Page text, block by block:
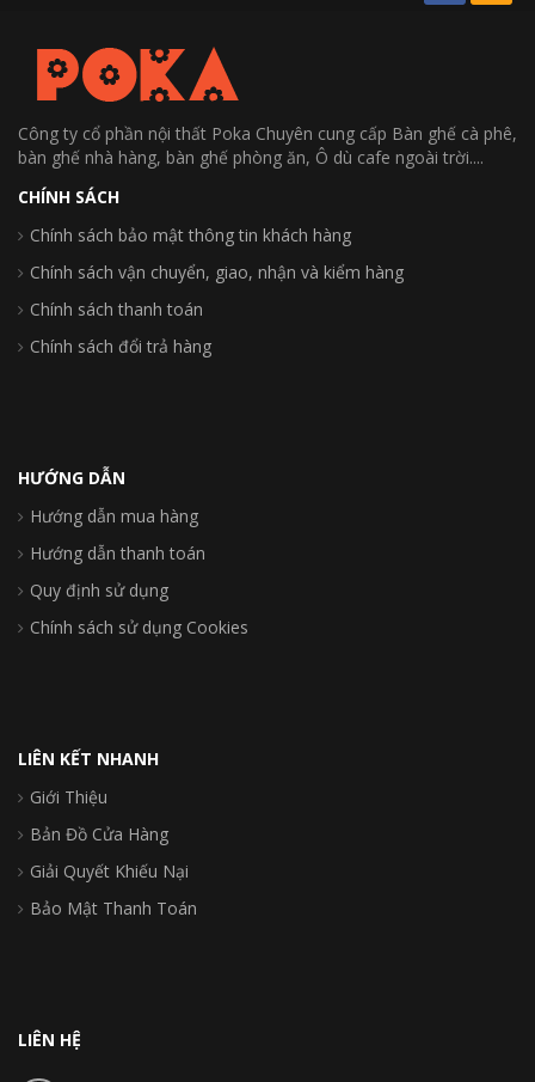
Công ty cổ phần nội thất Poka Chuyên cung cấp Bàn ghế cà phê,
bàn ghế nhà hàng, bàn ghế phòng ăn, Ô dù cafe ngoài trời....
CHÍNH SÁCH
Chính sách bảo mật thông tin khách hàng
Chính sách vận chuyển, giao, nhận và kiểm hàng
Chính sách thanh toán
Chính sách đổi trả hàng
HƯỚNG DẪN
Hướng dẫn mua hàng
Hướng dẫn thanh toán
Quy định sử dụng
Chính sách sử dụng Cookies
LIÊN KẾT NHANH
Giới Thiệu
Bản Đồ Cửa Hàng
Giải Quyết Khiếu Nại
Bảo Mật Thanh Toán
LIÊN HỆ